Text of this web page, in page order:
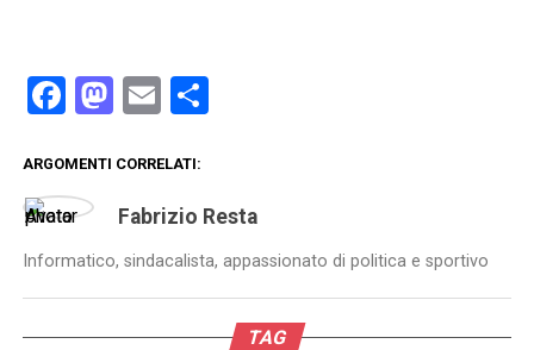
Facebook
Mastodon
EmailCondividi
ARGOMENTI CORRELATI:
Fabrizio Resta
Informatico, sindacalista, appassionato di politica e sportivo
TAG